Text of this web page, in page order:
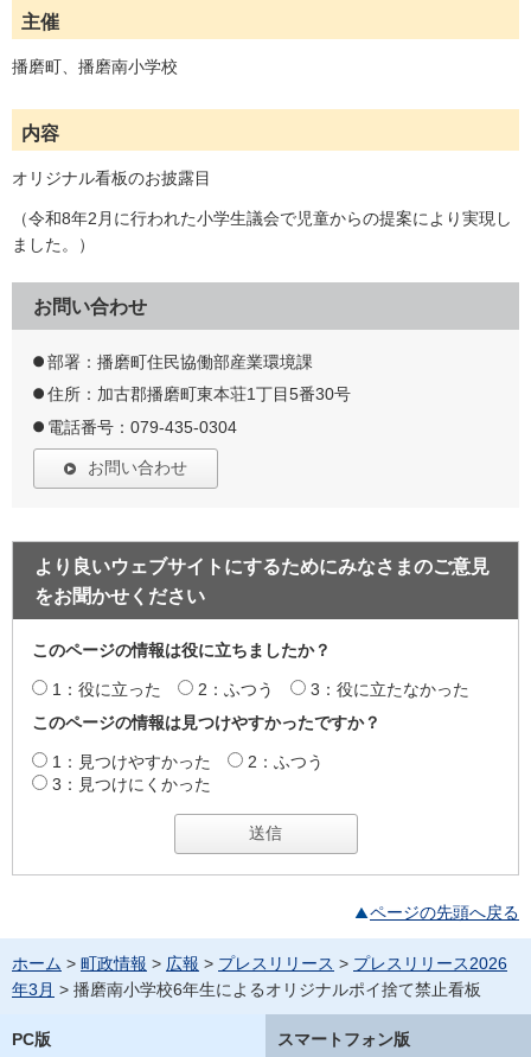
主催
播磨町、播磨南小学校
内容
オリジナル看板のお披露目
（令和8年2月に行われた小学生議会で児童からの提案により実現し
ました。）
お問い合わせ
部署：播磨町住民協働部産業環境課
住所：加古郡播磨町東本荘1丁目5番30号
電話番号：079-435-0304
お問い合わせ
より良いウェブサイトにするためにみなさまのご意見
をお聞かせください
このページの情報は役に立ちましたか？
1：役に立った 2：ふつう
3：役に立たなかった
このページの情報は見つけやすかったですか？
1：見つけやすかった
2：ふつう
3：見つけにくかった
ページの先頭へ戻る
ホーム > 町政情報 > 広報 > プレスリリース > プレスリリース2026
年3月 > 播磨南小学校6年生によるオリジナルポイ捨て禁止看板
PC版 スマートフォン版